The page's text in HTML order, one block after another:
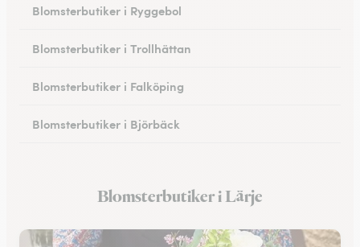
Blomsterbutiker i Ryggebol
Blomsterbutiker i Trollhättan
Blomsterbutiker i Falköping
Blomsterbutiker i Björbäck
Blomsterbutiker i Strandkärr
Blomsterbutiker i Lärje